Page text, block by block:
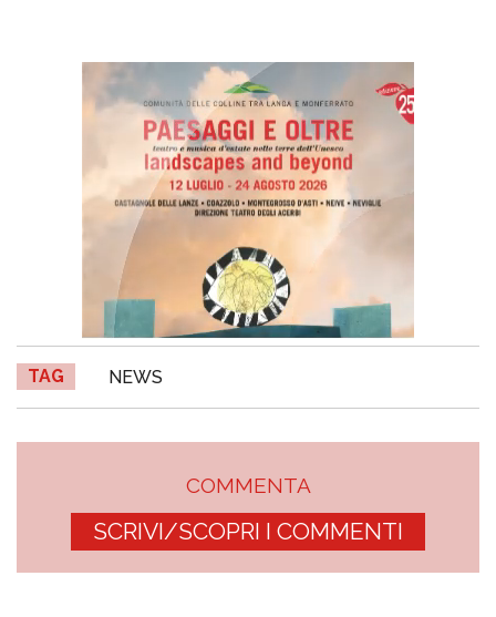
TAG NEWS
COMMENTA
SCRIVI/SCOPRI I COMMENTI